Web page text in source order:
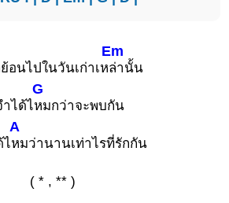
อนไปในวันเก่าเห
Em
ล่านั้น
ำได้ไ
G
หมกว่าจะพบกัน
ไ
A
หมว่านานเท่าไรที่รักกัน
( * , ** )